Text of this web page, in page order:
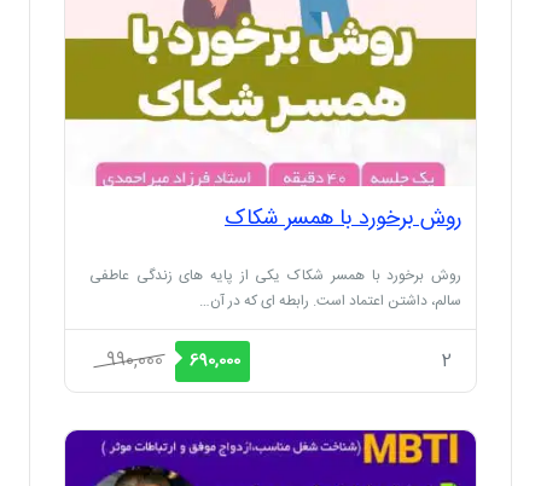
روش برخورد با همسر شکاک
روش برخورد با همسر شکاک یکی از پایه های زندگی عاطفی
سالم، داشتن اعتماد است. رابطه ای که در آن…
2
990,000
قیمت
اصلی
990,000 ریال
690,000 قیمت
فعلی
690,000 ریال
است.